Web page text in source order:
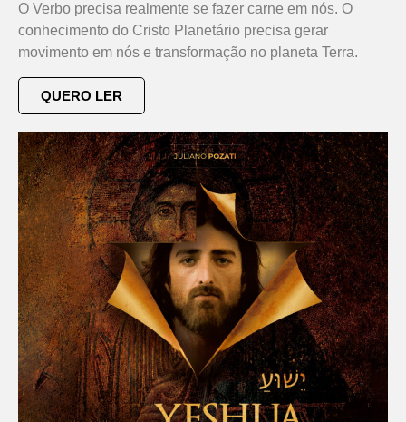
O Verbo precisa realmente se fazer carne em nós. O
conhecimento do Cristo Planetário precisa gerar
movimento em nós e transformação no planeta Terra.
QUERO LER